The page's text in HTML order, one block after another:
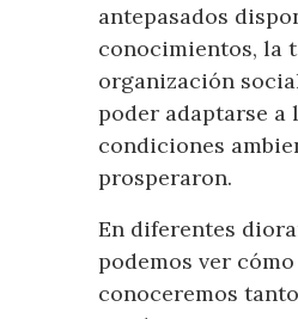
antepasados
conocimientos, la
organización
poder adaptarse a
condiciones
prosperaron.
En diferentes
podemos ver
conoceremos